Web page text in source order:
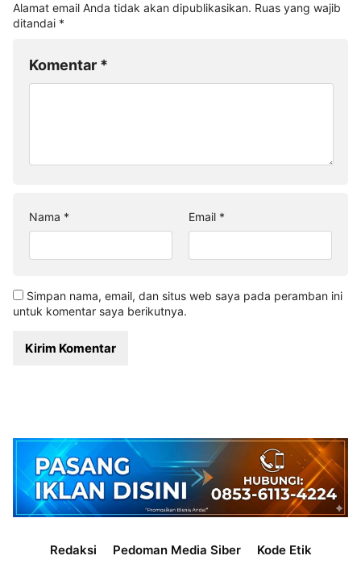
Alamat email Anda tidak akan dipublikasikan. Ruas yang wajib
ditandai *
Komentar *
Nama * Email *
Simpan nama, email, dan situs web saya pada peramban ini
untuk komentar saya berikutnya.
Redaksi Pedoman Media Siber
Kode Etik